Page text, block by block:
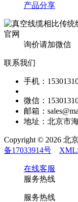
产品分享
询价请加微信
联系我们
手机：
微信：
邮箱：
地址：北京市
Copyright © 2026 北
备17033914号
XML
在线客服
服务热线
服务热线